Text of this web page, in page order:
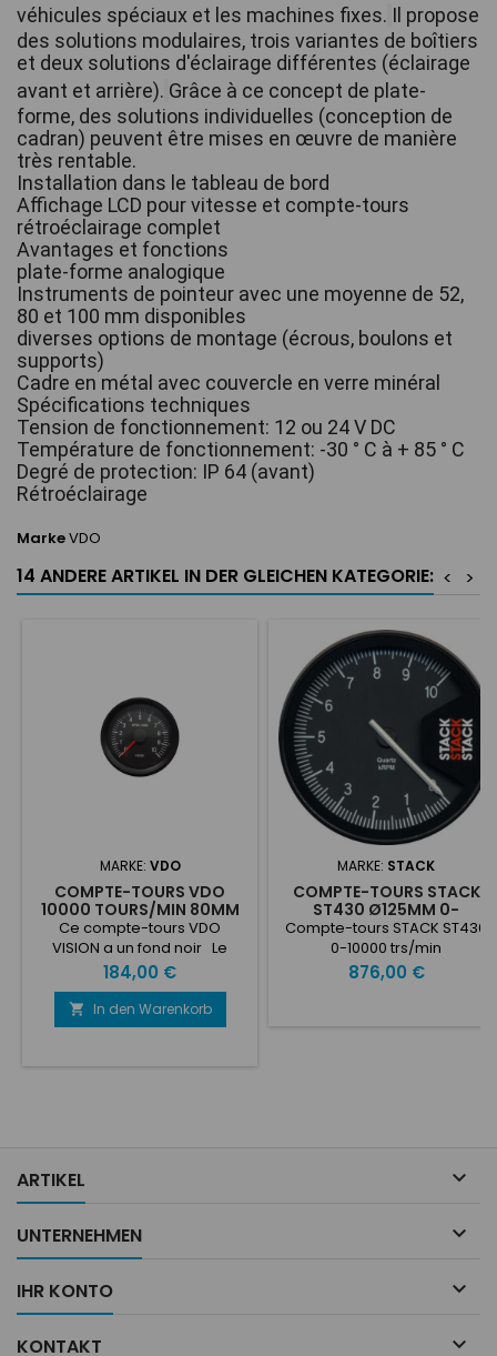
véhicules spéciaux et les machines fixes. Il propose
des solutions modulaires, trois variantes de boîtiers
et deux solutions d'éclairage différentes (éclairage
avant et arrière). Grâce à ce concept de plate-
forme, des solutions individuelles (conception de
cadran) peuvent être mises en œuvre de manière
très rentable.
Installation dans le tableau de bord
Affichage LCD pour vitesse et compte-tours
rétroéclairage complet
Avantages et fonctions
plate-forme analogique
Instruments de pointeur avec une moyenne de 52,
80 et 100 mm disponibles
diverses options de montage (écrous, boulons et
supports)
Cadre en métal avec couvercle en verre minéral
Spécifications techniques
Tension de fonctionnement: 12 ou 24 V DC
Température de fonctionnement: -30 ° C à + 85 ° C
Degré de protection: IP 64 (avant)
Rétroéclairage
MarkeVDO
14 ANDERE ARTIKEL IN DER GLEICHEN KATEGORIE: >
<
MARKE: VDO
COMPTE-TOURS VDO
10000 TOURS/MIN 80MM
12V PROGRAMMABLE
Ce compte-tours VDO
VISION a un fond noir Le
compte-tours est
programmable pour 4, 6 ou 8
cylindres. Plage : O à 10 000
tours/minute. Diamètre : 80
Preis
184,00 €
 In den Warenkorb
MARKE: STACK
COMPTE-TOURS STACK
ST430 Ø125MM 0-
10000TR/MIN
Compte-tours STACK ST430
0-10000 trs/min
Preis
876,00 €
ARTIKEL 
UNTERNEHMEN 
IHR KONTO 
KONTAKT 